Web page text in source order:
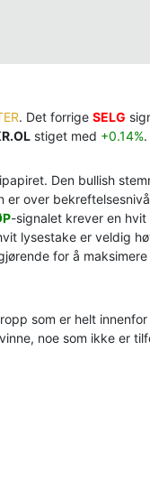
. Det forrige SELG
stiget med +0.14%.
Den bullish
over
-signalet krever en
lysestake er veldig
for å
som er helt
noe som ikke er